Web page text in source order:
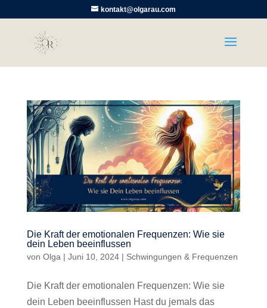
kontakt@olgarau.com
Die Kraft der emotionalen Frequenzen: Wie sie
dein Leben beeinflussen
von Olga| Juni 10, 2024| Schwingungen & Frequenzen
Die Kraft der emotionalen Frequenzen: Wie sie
dein Leben beeinflussen Hast du jemals das